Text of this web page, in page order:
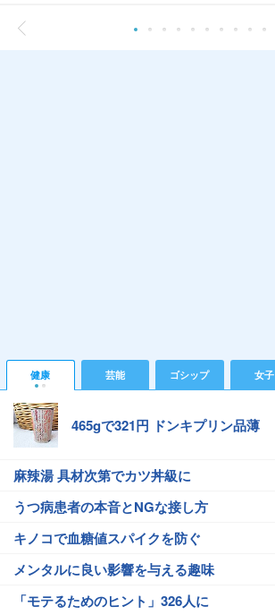
健康 芸能 ゴシップ 女子
465gで321円 ドンキプリン品薄
麻辣湯 具材次第でカツ丼級に
うつ病患者の本音とNGな接し方
キノコで血糖値スパイクを防ぐ
メンタルに良い影響を与える趣味
「モテるためのヒント」326人に